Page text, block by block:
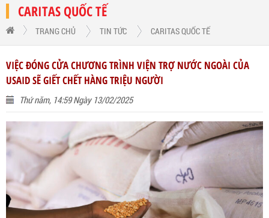
CARITAS QUỐC TẾ
TRANG CHỦ TIN TỨC CARITAS QUỐC TẾ
VIỆC ĐÓNG CỬA CHƯƠNG TRÌNH VIỆN TRỢ NƯỚC NGOÀI CỦA
USAID SẼ GIẾT CHẾT HÀNG TRIỆU NGƯỜI
Thứ năm, 14:59 Ngày 13/02/2025